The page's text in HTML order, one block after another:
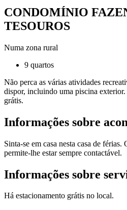
CONDOMÍNIO
TESOUROS
Numa zona rural
9 quartos
Não perca as várias atividades
dispor, incluindo uma piscina
grátis.
Informações sobre
Sinta-se em casa nesta casa de férias.
permite-lhe estar sempre contactável.
Informações sobre
Há estacionamento grátis no local.